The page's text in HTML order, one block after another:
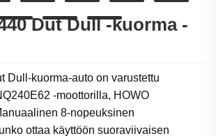
Dut Dull -kuorma -
Dull-kuorma-auto on varustettu
-moottorilla, HOWO
8-nopeuksinen
ottaa käyttöön suoraviivaisen